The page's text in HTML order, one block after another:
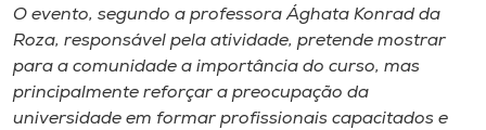
Unoesc
Store
O evento, segundo a professora Ághata Konrad da
Roza, responsável pela atividade, pretende mostrar
para a comunidade a importância do curso, mas
principalmente reforçar a preocupação da
universidade em formar profissionais capacitados e